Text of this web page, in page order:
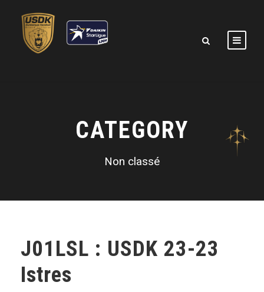
CATEGORY
Non classé
J01LSL : USDK 23-23
Istres